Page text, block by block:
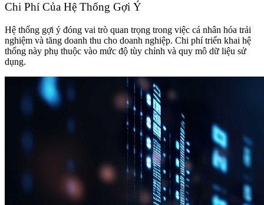
Chi Phí Của Hệ Thống Gợi Ý
Hệ thống gợi ý đóng vai trò quan trọng trong việc cá nhân hóa trải
nghiệm và tăng doanh thu cho doanh nghiệp. Chi phí triển khai hệ
thống này phụ thuộc vào mức độ tùy chỉnh và quy mô dữ liệu sử
dụng.